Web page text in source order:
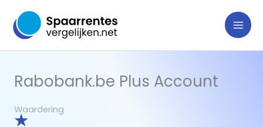
naar
inhoud
Rabobank.be Plus Account
Waardering
★